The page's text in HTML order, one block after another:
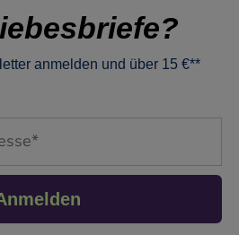
anmelden und über 15 €**